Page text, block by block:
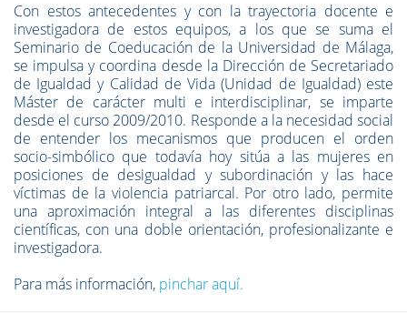
Con estos antecedentes y con la trayectoria docente e
investigadora de estos equipos, a los que se suma el
Seminario de Coeducación de la Universidad de Málaga,
se impulsa y coordina desde la Dirección de Secretariado
de Igualdad y Calidad de Vida (Unidad de Igualdad) este
Máster de carácter multi e interdisciplinar, se imparte
desde el curso 2009/2010. Responde a la necesidad social
de entender los mecanismos que producen el orden
socio-simbólico que todavía hoy sitúa a las mujeres en
posiciones de desigualdad y subordinación y las hace
víctimas de la violencia patriarcal. Por otro lado, permite
una aproximación integral a las diferentes disciplinas
científicas, con una doble orientación, profesionalizante e
investigadora.
Para más información, pinchar aquí.